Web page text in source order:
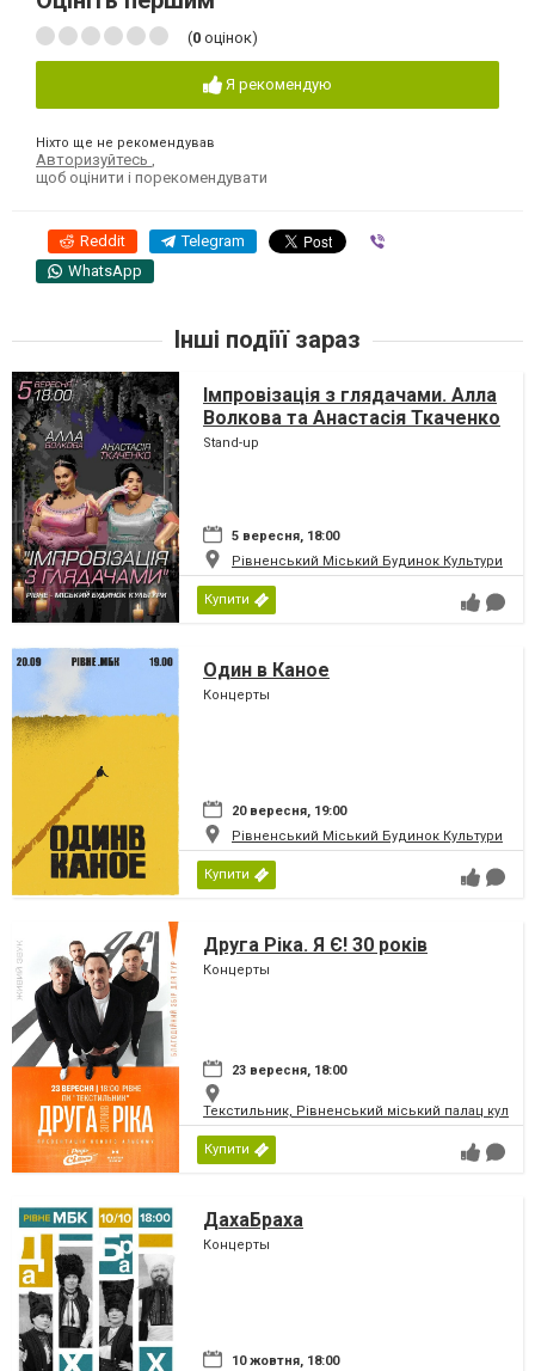
(0 оцінок)
Я рекомендую
Ніхто ще не рекомендував
Авторизуйтесь ,
щоб оцінити і порекомендувати
Reddit Telegram
WhatsApp
Інші подіїї зараз
Імпровізація з глядачами. Алла
Волкова та Анастасія Ткаченко
Stand-up
5 вересня, 18:00
Рівненський Міський Будинок Культури
Купити
Один в Каное
Концерты
20 вересня, 19:00
Рівненський Міський Будинок Культури
Купити
Друга Ріка. Я Є! 30 років
Концерты
23 вересня, 18:00
Текстильник, Рівненський міський палац
Купити
ДахаБраха
Концерты
10 жовтня, 18:00